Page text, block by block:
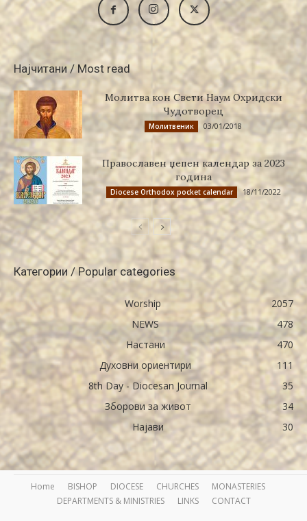
Најчитани / Most read
Молитва кон Свети Наум Охридски
Чудотворец
Молитвеник 03/01/2018
Православен џепен календар за 2023
година
Diocese Orthodox pocket calendar 18/11/2022
Категории / Popular categories
Worship
2057
NEWS
478
Настани
470
Духовни ориентири
111
8th Day - Diocesan Journal
35
Зборови за живот
34
Најави
30
Home BISHOP DIOCESE CHURCHES
MONASTERIES
DEPARTMENTS & MINISTRIES
LINKS CONTACT